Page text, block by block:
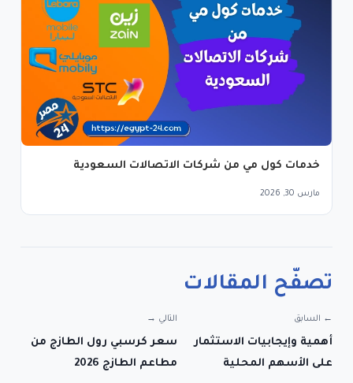
خدمات كول مي من شركات الاتصالات السعودية
مارس 30, 2026
تصفّح المقالات
← السابق
أهمية وإيجابيات الاستثمار
على الأسهم المحلية
التالي →
سعر كرسبي رول الطازج من
مطاعم الطازج 2026